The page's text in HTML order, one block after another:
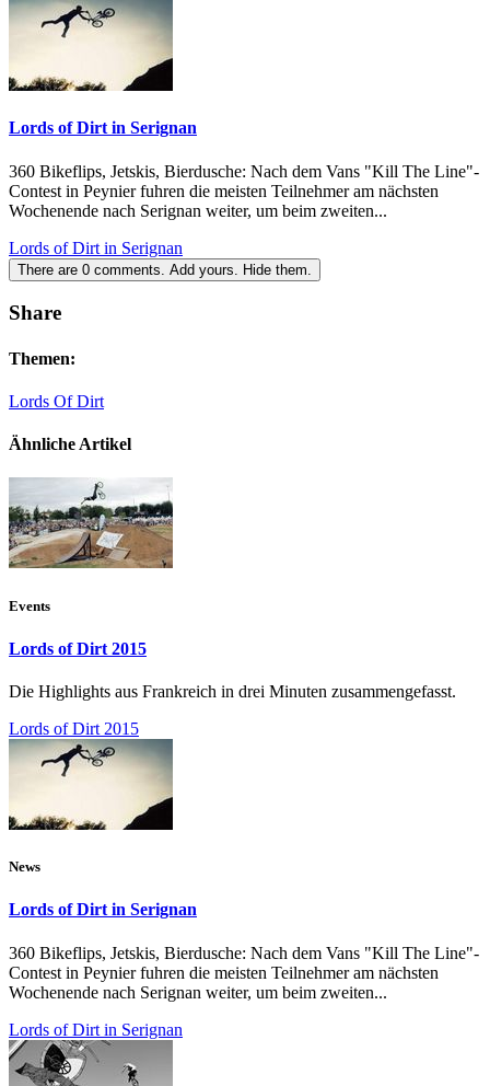
Lords of Dirt in Serignan
360 Bikeflips, Jetskis, Bierdusche: Nach dem Vans "Kill The Line"-
Contest in Peynier fuhren die meisten Teilnehmer am nächsten
Wochenende nach Serignan weiter, um beim zweiten...
Lords of Dirt in Serignan
There are 0 comments. Add yours. Hide them.
Share
Themen:
Lords Of Dirt
Ähnliche Artikel
Events
Lords of Dirt 2015
Die Highlights aus Frankreich in drei Minuten zusammengefasst.
Lords of Dirt 2015
News
Lords of Dirt in Serignan
360 Bikeflips, Jetskis, Bierdusche: Nach dem Vans "Kill The Line"-
Contest in Peynier fuhren die meisten Teilnehmer am nächsten
Wochenende nach Serignan weiter, um beim zweiten...
Lords of Dirt in Serignan